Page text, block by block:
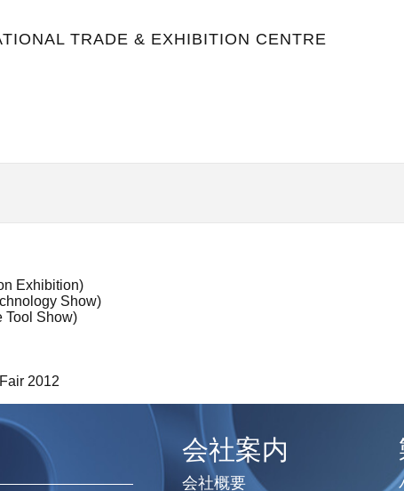
TRADE & EXHIBITION CENTRE
Exhibition)
Show)
Tool Show)
2012
会社案内
会社概要